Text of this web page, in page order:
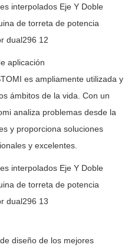
aplicación
es ampliamente utilizada y
ámbitos de la vida. Con un
analiza problemas desde la
y proporciona soluciones
y excelentes.
diseño de los mejores